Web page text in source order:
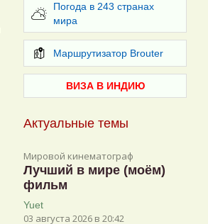
Погода в 243 странах
мира
Маршрутизатор Brouter
ВИЗА В ИНДИЮ
Актуальные темы
Мировой кинематограф
Лучший в мире (моём)
фильм
Yuet
03 августа 2026 в 20:42